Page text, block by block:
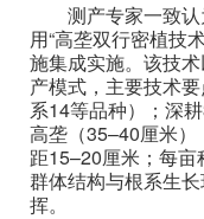
测产专家一致
用“高垄双行密植技
施集成实施。该技
产模式，主要技术
系14等品种）；深
高垄（35–40厘米
距15–20厘米；每
群体结构与根系生
挥。